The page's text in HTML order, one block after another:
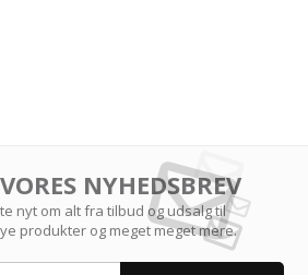
NYHEDSBREV
nyt om alt fra tilbud og udsalg til
produkter og meget meget mere.